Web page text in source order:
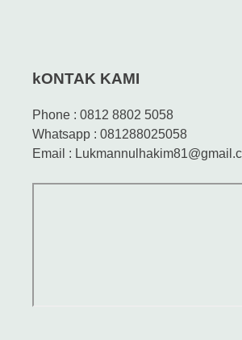
kONTAK KAMI
Phone : 0812 8802 5058
Whatsapp : 081288025058
Email :